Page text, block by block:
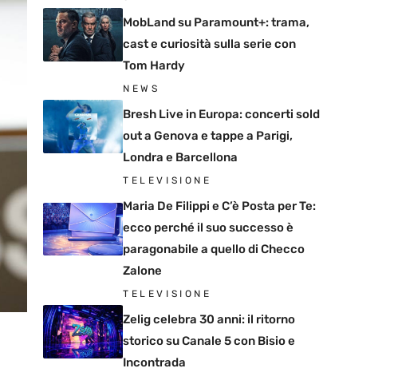
MobLand su Paramount+: trama,
cast e curiosità sulla serie con
Tom Hardy
NEWS
Bresh Live in Europa: concerti sold
out a Genova e tappe a Parigi,
Londra e Barcellona
TELEVISIONE
Maria De Filippi e C’è Posta per Te:
ecco perché il suo successo è
paragonabile a quello di Checco
Zalone
TELEVISIONE
Zelig celebra 30 anni: il ritorno
storico su Canale 5 con Bisio e
Incontrada